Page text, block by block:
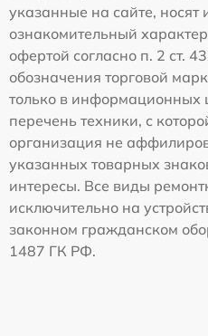
указанные на сайте, носят
ознакомительный
офертой согласно п. 2 ст.
обозначения торговой
только в информационных
перечень техники, с
организация не
указанных товарных
интересы. Все виды
исключительно на
законном гражданском
1487 ГК РФ.